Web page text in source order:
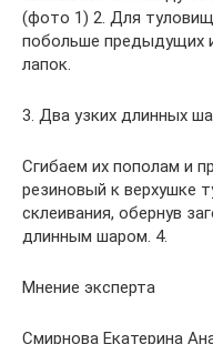
(фото 1) 2. Для
побольше предыдущих
лапок.
3. Два узких длинных
Сгибаем их пополам и
резиновый к верхушке
склеивания, обернув
длинным шаром. 4.
Мнение эксперта
Смирнова Екатерина